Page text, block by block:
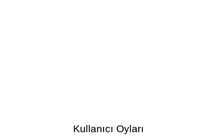
Kullanıcı Oyları